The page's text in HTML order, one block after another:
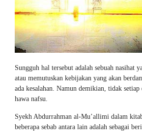
Sungguh hal tersebut adalah sebuah nasihat
atau memutuskan kebijakan yang akan
ada kesalahan. Namun demikian, tidak
hawa nafsu.
Syekh Abdurrahman al-Mu’allimi dalam
beberapa sebab antara lain adalah sebagai